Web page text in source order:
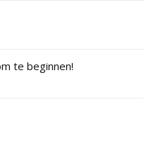
te beginnen!